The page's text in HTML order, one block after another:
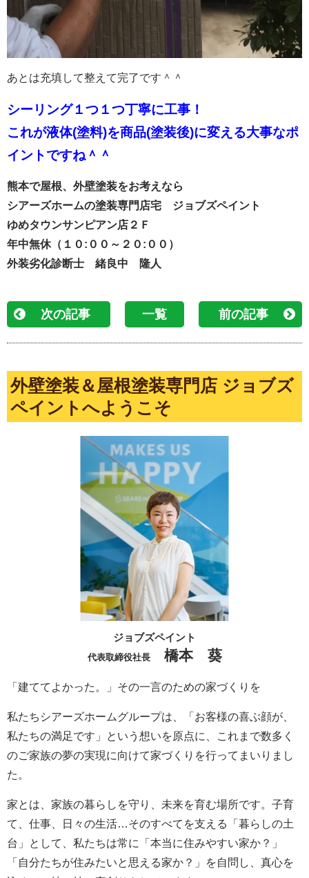
あとは充填して整えて完了です＾＾
シーリング１つ１つ丁寧に工事！
これが液体(塗料)を商品(塗装後)に変える大事なポ
イントですね＾＾
熊本で屋根、外壁塗装をお考えなら
シアーズホームの塗装専門店宅 ジョブズペイント
ゆめタウンサンピアン店２Ｆ
年中無休（１０:００～２０:００）
外装劣化診断士 緒良中 隆人
次の記事 一覧 前の記事
外壁塗装＆屋根塗装専門店 ジョブズ
ペイントへようこそ
ジョブズペイント
代表取締役社長 橋本 葵
「建ててよかった。」その一言のための家づくりを
私たちシアーズホームグループは、「お客様の喜ぶ顔が、
私たちの満足です」という想いを原点に、これまで数多く
のご家族の夢の実現に向けて家づくりを行ってまいりまし
た。
家とは、家族の暮らしを守り、未来を育む場所です。子育
て、仕事、日々の生活…そのすべてを支える「暮らしの土
台」として、私たちは常に「本当に住みやすい家か？」
「自分たちが住みたいと思える家か？」を自問し、真心を